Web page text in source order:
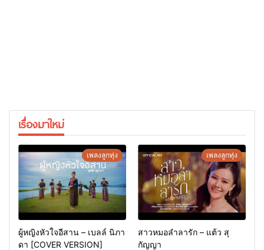
เรื่องมาใหม่
เพลงลูกทุ่ง
ผู้หญิงหัวใจอีสาน – เบลล์ นิภา
ดา [COVER VERSION]
เพลงลูกทุ่ง
สาวหมอลำลารัก – แต้ว สุ
กัญญา